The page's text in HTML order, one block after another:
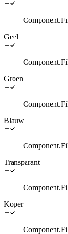
Geel
Groen
Blauw
Transparant
Koper